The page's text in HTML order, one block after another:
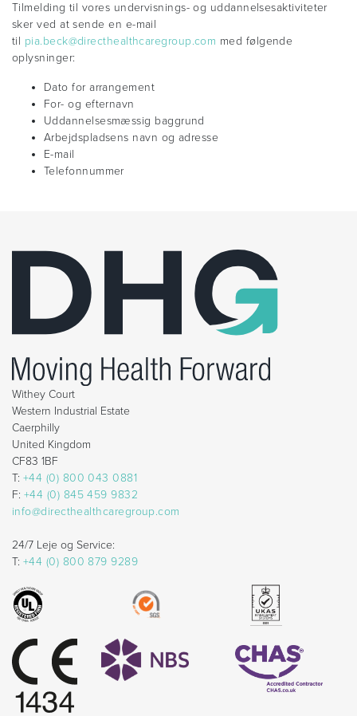
Tilmelding til vores undervisnings- og uddannelsesaktiviteter
sker ved at sende en e-mail
til pia.beck@directhealthcaregroup.com med følgende
oplysninger:
Dato for arrangement
For- og efternavn
Uddannelsesmæssig baggrund
Arbejdspladsens navn og adresse
E-mail
Telefonnummer
Withey Court
Western Industrial Estate
Caerphilly
United Kingdom
CF83 1BF
T: +44 (0) 800 043 0881
F: +44 (0) 845 459 9832
info@directhealthcaregroup.com
24/7 Leje og Service:
T: +44 (0) 800 879 9289